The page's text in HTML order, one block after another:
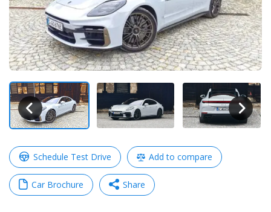
Schedule Test Drive Add to compare
Car Brochure Share